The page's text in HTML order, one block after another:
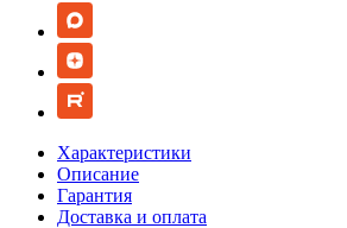
Характеристики
Описание
Гарантия
Доставка и оплата